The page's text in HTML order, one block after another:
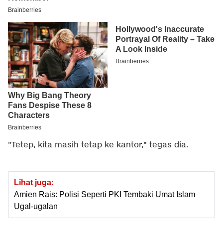
"Tetep, kita masih tetap ke kantor," tegas dia.
Lihat juga:
Amien Rais: Polisi Seperti PKI Tembaki Umat Islam
Ugal-ugalan